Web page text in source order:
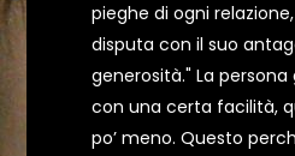
pieghe di ogni
disputa con il suo
generosità." La
con una certa facilità,
po’ meno. Questo